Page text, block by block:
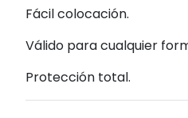
Fácil colocación.
Válido para cualquier
Protección total.